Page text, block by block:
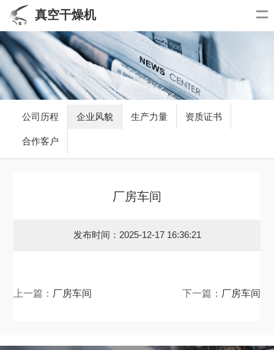
真空干燥机
公司历程 企业风貌 生产力量 资质证书
合作客户
厂房车间
发布时间：2025-12-17 16:36:21
上一篇： 厂房车间 下一篇： 厂房车间